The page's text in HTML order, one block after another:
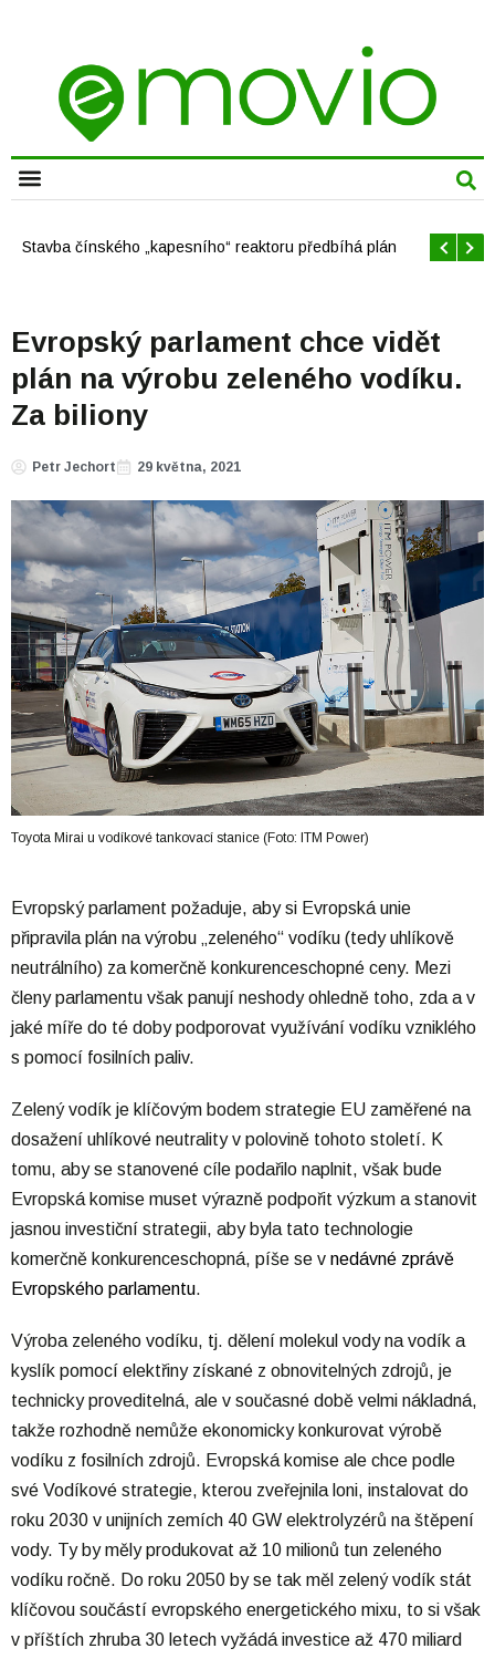
Offshore větrné elektrárny v USA se mají brzy rozrůst
Evropský parlament chce vidět
plán na výrobu zeleného vodíku.
Za biliony
Petr Jechort 29 května, 2021
Toyota Mirai u vodíkové tankovací stanice (Foto: ITM Power)
Evropský parlament požaduje, aby si Evropská unie
připravila plán na výrobu „zeleného“ vodíku (tedy uhlíkově
neutrálního) za komerčně konkurenceschopné ceny. Mezi
členy parlamentu však panují neshody ohledně toho, zda a v
jaké míře do té doby podporovat využívání vodíku vzniklého
s pomocí fosilních paliv.
Zelený vodík je klíčovým bodem strategie EU zaměřené na
dosažení uhlíkové neutrality v polovině tohoto století. K
tomu, aby se stanovené cíle podařilo naplnit, však bude
Evropská komise muset výrazně podpořit výzkum a stanovit
jasnou investiční strategii, aby byla tato technologie
komerčně konkurenceschopná, píše se v nedávné zprávě
Evropského parlamentu.
Výroba zeleného vodíku, tj. dělení molekul vody na vodík a
kyslík pomocí elektřiny získané z obnovitelných zdrojů, je
technicky proveditelná, ale v současné době velmi nákladná,
takže rozhodně nemůže ekonomicky konkurovat výrobě
vodíku z fosilních zdrojů. Evropská komise ale chce podle
své Vodíkové strategie, kterou zveřejnila loni, instalovat do
roku 2030 v unijních zemích 40 GW elektrolyzérů na štěpení
vody. Ty by měly produkovat až 10 milionů tun zeleného
vodíku ročně. Do roku 2050 by se tak měl zelený vodík stát
klíčovou součástí evropského energetického mixu, to si však
v příštích zhruba 30 letech vyžádá investice až 470 miliard